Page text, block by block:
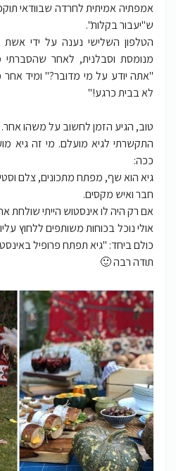
אמפתיה אמיתית לחרדה שבוודאי
ש"יעבור בקלות".
הטלפון השלישי נענה על ידי
מנומסת וסבלנית, לאחר
"אתה יודע על מי מדובר?" ומיד
לא בבית כרגע!"
טוב, הגיע הזמן לחשוב על משהו אחר.
התקשרתי לגיא מועלם. מי זה גיא
ככה:
גיא הוא שף, מפתח מתכונים, צלם
חבר ואיש מקסים.
אם רק היה לו אינסטוש הייתי שולחת
אולי נוכל בכוחות משותפים ללחוץ
כולם ביחד: "גיא תפתח פרופיל
תודה רבה 🙂